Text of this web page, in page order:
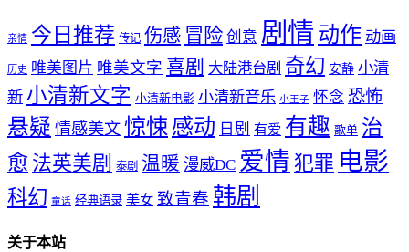
亲情 今日推荐 传记 伤感 冒险 创意 剧情 动作 动画
历史 唯美图片 唯美文字 喜剧 大陆港台剧 奇幻 安静 小清
新 小清新文字 小清新电影 小清新音乐 小王子 怀念 恐怖
悬疑 情感美文 惊悚 感动 日剧 有爱 有趣 歌单 治
愈 法英美剧 泰剧 温暖 漫威DC 爱情 犯罪 电影
科幻 童话 经典语录 美女 致青春 韩剧
关于本站